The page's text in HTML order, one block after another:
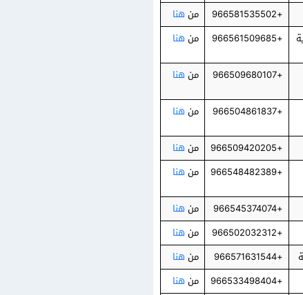
+966581535502 من هنا
+966561509685 من هنا
+966509680107 من هنا
+966504861837 من هنا
+966509420205 من هنا
+966548482389 من هنا
+966545374074 من هنا
+966502032312 من هنا
+966571631544 من هنا
+966533498404 من هنا